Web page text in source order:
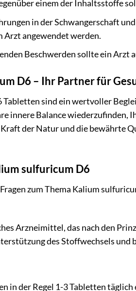
einem der Inhaltsstoffe
in der Schwangerschaft
Arzt angewendet werden.
Beschwerden sollte ein Arzt
D6 – Ihr Partner für
sind ein wertvoller
innere Balance wiederzufinden,
der Natur und die bewährte
sulfuricum D6
zum Thema Kalium
Arzneimittel, das nach den
des Stoffwechsels und
in der Regel 1-3 Tabletten